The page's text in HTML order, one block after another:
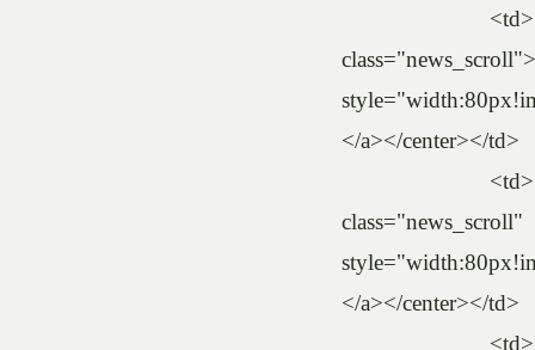
</a></center></td>
</a></center></td>